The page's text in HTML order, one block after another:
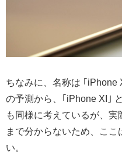
ちなみに、名称は ｢iPhone
の予測から、｢iPhone XI｣
も同様に考えているが、
まで分からないため、こ
い。